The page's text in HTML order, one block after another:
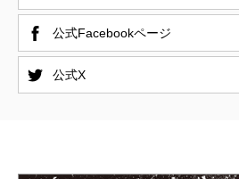
公式Facebookページ
公式X